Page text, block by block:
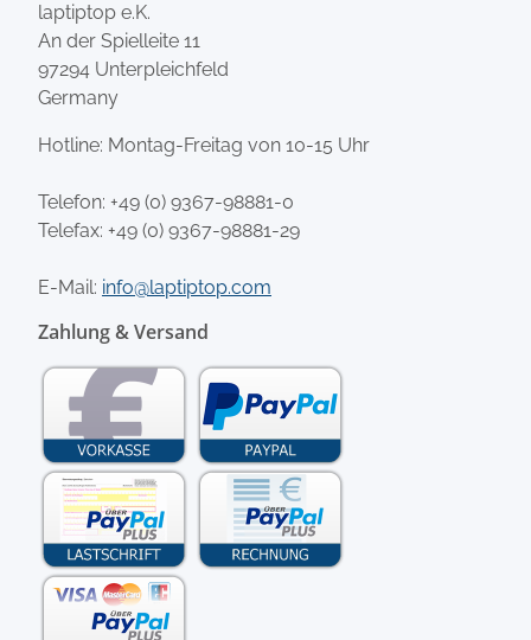
laptiptop e.K.
An der Spielleite 11
97294 Unterpleichfeld
Germany
Hotline: Montag-Freitag von 10-15 Uhr
Telefon: +49 (0) 9367-98881-0
Telefax: +49 (0) 9367-98881-29
E-Mail: info@laptiptop.com
Zahlung & Versand